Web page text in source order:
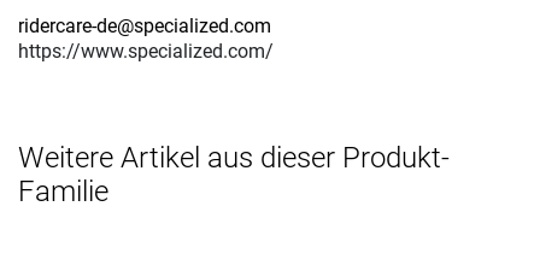
ridercare-de@specialized.com
https://www.specialized.com/
Weitere Artikel aus dieser Produkt-
Familie